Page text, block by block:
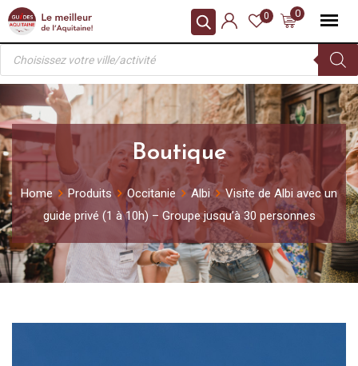
Skip
content
0
0
Recherche
produits
Boutique
Home Produits Occitanie Albi
Visite de Albi avec un
guide privé (1 à 10h) – Groupe jusqu’à 30 personnes